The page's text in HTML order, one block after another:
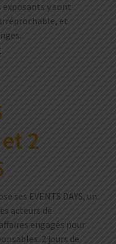
y sont
et
2
ses EVENTS DAYS, un
acteurs de
engagés pour
2 jours de